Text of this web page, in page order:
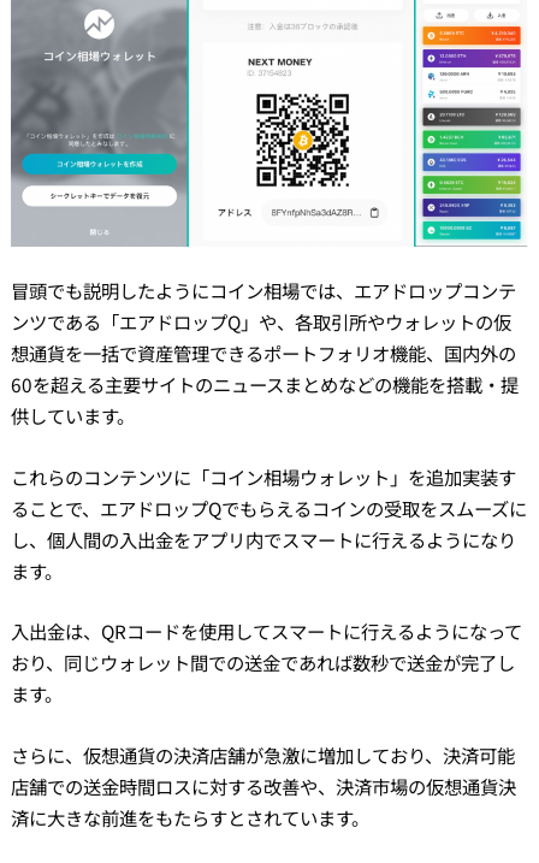
冒頭でも説明したようにコイン相場では、エアドロップコンテ
ンツである「エアドロップQ」や、各取引所やウォレットの仮
想通貨を一括で資産管理できるポートフォリオ機能、国内外の
60を超える主要サイトのニュースまとめなどの機能を搭載・提
供しています。
これらのコンテンツに「コイン相場ウォレット」を追加実装す
ることで、エアドロップQでもらえるコインの受取をスムーズに
し、個人間の入出金をアプリ内でスマートに行えるようになり
ます。
入出金は、QRコードを使用してスマートに行えるようになって
おり、同じウォレット間での送金であれば数秒で送金が完了し
ます。
さらに、仮想通貨の決済店舗が急激に増加しており、決済可能
店舗での送金時間ロスに対する改善や、決済市場の仮想通貨決
済に大きな前進をもたらすとされています。